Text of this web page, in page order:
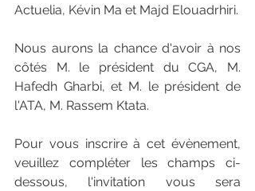
Actuelia, Kévin Ma et Majd Elouadrhiri.
Nous aurons la chance d'avoir à nos
côtés M. le président du CGA, M.
Hafedh Gharbi, et M. le président de
l'ATA, M. Rassem Ktata.
Pour vous inscrire à cet évènement,
veuillez compléter les champs ci-
dessous, l'invitation vous sera